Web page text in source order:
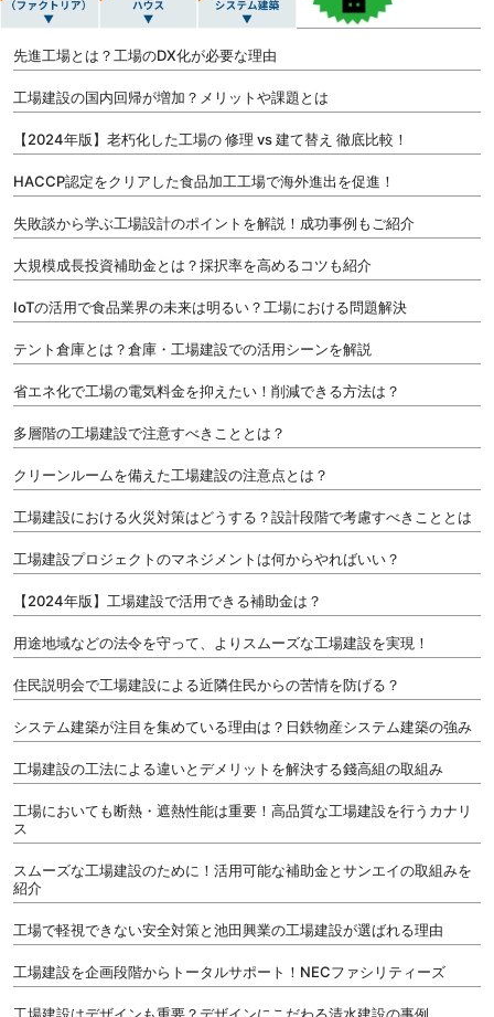
工場建設で取り入れたい暑さ対策とは？
先進工場とは？工場のDX化が必要な理由
工場建設の国内回帰が増加？メリットや課題とは
【2024年版】老朽化した工場の 修理 vs 建て替え 徹底比較！
HACCP認定をクリアした食品加工工場で海外進出を促進！
失敗談から学ぶ工場設計のポイントを解説！成功事例もご紹介
大規模成長投資補助金とは？採択率を高めるコツも紹介
IoTの活用で食品業界の未来は明るい？工場における問題解決
テント倉庫とは？倉庫・工場建設での活用シーンを解説
省エネ化で工場の電気料金を抑えたい！削減できる方法は？
多層階の工場建設で注意すべきこととは？
クリーンルームを備えた工場建設の注意点とは？
工場建設における火災対策はどうする？設計段階で考慮すべきこととは
工場建設プロジェクトのマネジメントは何からやればいい？
【2024年版】工場建設で活用できる補助金は？
用途地域などの法令を守って、よりスムーズな工場建設を実現！
住民説明会で工場建設による近隣住民からの苦情を防げる？
システム建築が注目を集めている理由は？日鉄物産システム建築の強み
工場建設の工法による違いとデメリットを解決する錢高組の取組み
工場においても断熱・遮熱性能は重要！高品質な工場建設を行うカナリ
ス
スムーズな工場建設のために！活用可能な補助金とサンエイの取組みを
紹介
工場で軽視できない安全対策と池田興業の工場建設が選ばれる理由
工場建設を企画段階からトータルサポート！NECファシリティーズ